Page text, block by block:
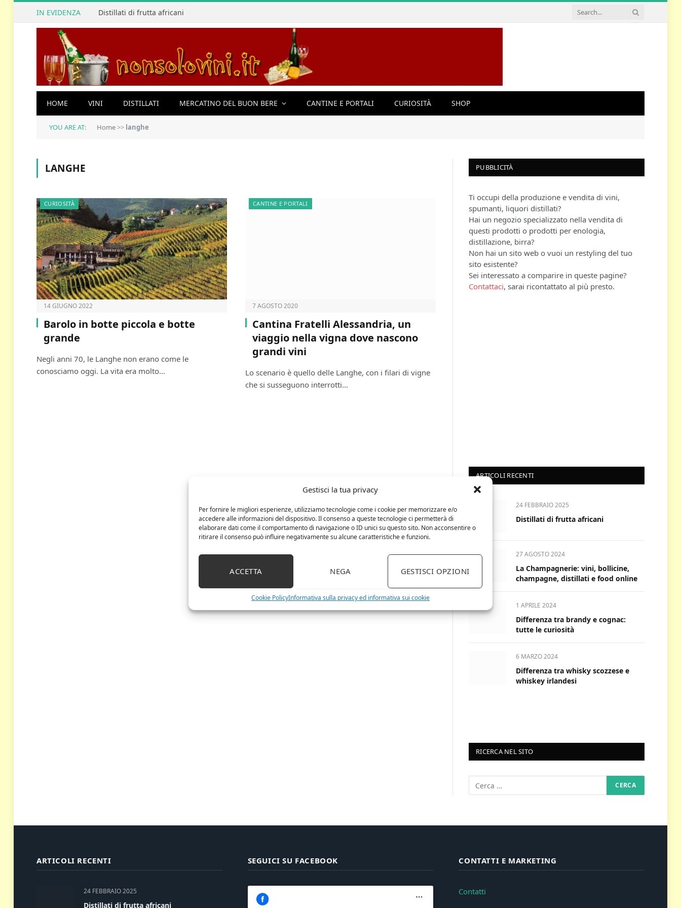
Gestisci la tua privacy
Per fornire le migliori esperienze, utilizziamo tecnologie come i cookie per memorizzare e/o
accedere alle informazioni del dispositivo. Il consenso a queste tecnologie ci permetterà di
elaborare dati come il comportamento di navigazione o ID unici su questo sito. Non acconsentire o
ritirare il consenso può influire negativamente su alcune caratteristiche e funzioni.
ACCETTA NEGA GESTISCI OPZIONI
Cookie PolicyInformativa sulla privacy ed informativa sui cookie
IN EVIDENZA Distillati di frutta africani
HOME VINI DISTILLATI MERCATINO DEL BUON BERE CANTINE E PORTALI CURIOSITÀ SHOP
YOU ARE AT: Home>> langhe
LANGHE
CURIOSITÀ
14 GIUGNO 2022
Barolo in botte piccola e botte
grande
Negli anni 70, le Langhe non erano come le
conosciamo oggi. La vita era molto…
CANTINE E PORTALI
7 AGOSTO 2020
Cantina Fratelli Alessandria, un
viaggio nella vigna dove nascono
grandi vini
Lo scenario è quello delle Langhe, con i filari di vigne
che si susseguono interrotti…
PUBBLICITÀ
Ti occupi della produzione e vendita di vini,
spumanti, liquori distillati?
Hai un negozio specializzato nella vendita di
questi prodotti o prodotti per enologia,
distillazione, birra?
Non hai un sito web o vuoi un restyling del tuo
sito esistente?
Sei interessato a comparire in queste pagine?
Contattaci, sarai ricontattato al più presto.
ARTICOLI RECENTI
24 FEBBRAIO 2025
Distillati di frutta africani
27 AGOSTO 2024
La Champagnerie: vini, bollicine,
champagne, distillati e food online
1 APRILE 2024
Differenza tra brandy e cognac:
tutte le curiosità
6 MARZO 2024
Differenza tra whisky scozzese e
whiskey irlandesi
RICERCA NEL SITO
ARTICOLI RECENTI
24 FEBBRAIO 2025
Distillati di frutta africani
SEGUICI SU FACEBOOK CONTATTI E MARKETING
Contatti